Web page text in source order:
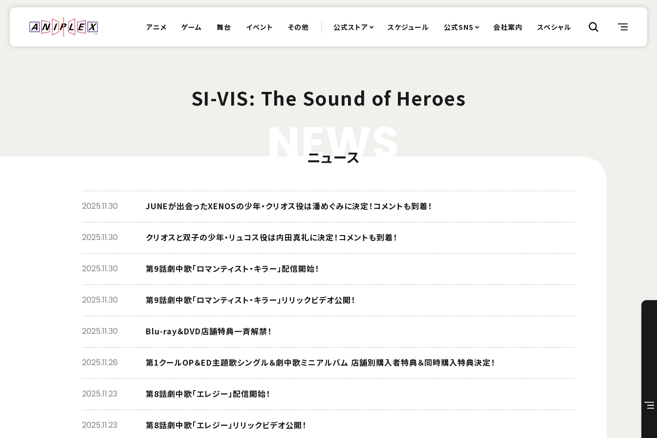
アニメ ゲーム 舞台 イベント その他 公式ストア スケジュール 公式SNS 会社案内 スペシャル
SI-VIS: The Sound of Heroes
EW
ニュース
JUNEが出会ったXENOSの少年・クリオス役は潘めぐみに決定！コメントも到着！
2025.11.30
クリオスと双子の少年・リュコス役は内田真礼に決定！コメントも到着！
2025.11.30
第9話劇中歌「ロマンティスト・キラー」配信開始！
2025.11.30
第9話劇中歌「ロマンティスト・キラー」リリックビデオ公開！
2025.11.30
Blu-ray＆DVD店舗特典一斉解禁！
2025.11.30
第1クールOP＆ED主題歌シングル＆劇中歌ミニアルバム 店舗別購入者特典＆同時購入特典決定！
2025.11.26
第8話劇中歌「エレジー」配信開始！
2025.11.23
第8話劇中歌「エレジー」リリックビデオ公開！
2025.11.23